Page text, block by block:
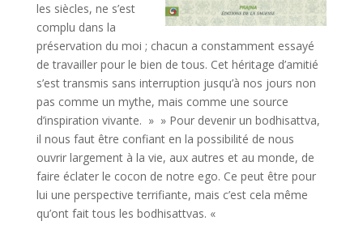
les siècles, ne s’est
complu dans la
préservation du moi ; chacun a constamment essayé
de travailler pour le bien de tous. Cet héritage d’amitié
s’est transmis sans interruption jusqu’à nos jours non
pas comme un mythe, mais comme une source
d’inspiration vivante. » » Pour devenir un bodhisattva,
il nous faut être confiant en la possibilité de nous
ouvrir largement à la vie, aux autres et au monde, de
faire éclater le cocon de notre ego. Ce peut être pour
lui une perspective terrifiante, mais c’est cela même
qu’ont fait tous les bodhisattvas. «